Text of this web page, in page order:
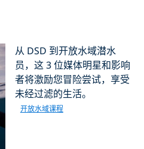
从 DSD 到开放水域潜水
员，这 3 位媒体明星和影响
者将激励您冒险尝试，享受
未经过滤的生活。
开放水域课程